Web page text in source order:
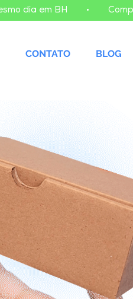
CONTATO BLOG